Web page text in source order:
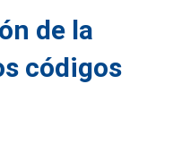
de la
códigos